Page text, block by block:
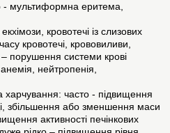
- мультиформна еритема,
кровотечі із слизових
кровотечі, крововиливи,
порушення системи крові
нейтропенія,
часто - підвищення
збільшення або зменшення маси
активності печінкових